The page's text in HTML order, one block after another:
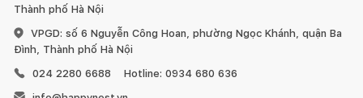
Thành phố Hà Nội
VPGD: số 6 Nguyễn Công Hoan, phường Ngọc Khánh, quận Ba
Đình, Thành phố Hà Nội
024 2280 6688
Hotline: 0934 680 636